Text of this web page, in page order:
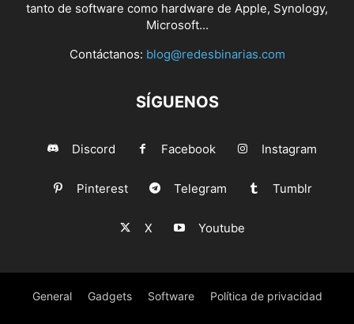
tanto de software como hardware de Apple, Synology,
Microsoft...
Contáctanos: blog@redesbinarias.com
SÍGUENOS
Discord Facebook Instagram
Pinterest Telegram Tumblr
X Youtube
General Gadgets Software Política de privacidad